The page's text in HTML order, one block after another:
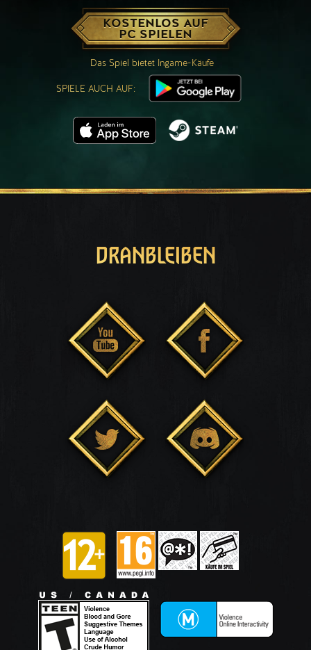
KOSTENLOS AUF
PC SPIELEN
Das Spiel bietet Ingame-Käufe
SPIELE AUCH AUF:
DRANBLEIBEN